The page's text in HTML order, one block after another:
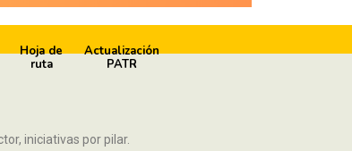
Hoja de
ruta
Actualización
PATR
iniciativas por pilar.